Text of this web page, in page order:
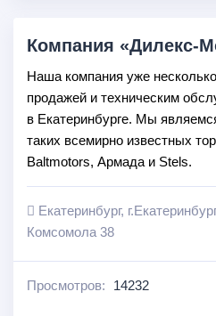
Компания «Дилекс-
Наша компания уже
продажей и техническим
в Екатеринбурге. Мы
таких всемирно известных
Baltmotors, Армада и Stels.
Екатеринбург,
Комсомола 38
Просмотров: 14232